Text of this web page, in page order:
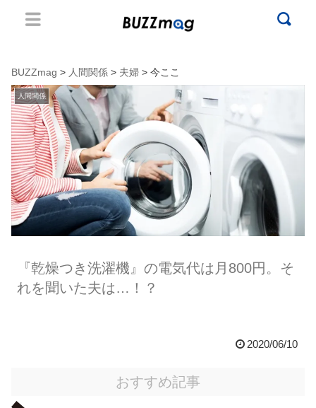
BUZZmag > 人間関係 > 夫婦 > 今ここ
人間関係
『乾燥つき洗濯機』の電気代は月800円。そ
れを聞いた夫は…！？
2020/06/10
おすすめ記事